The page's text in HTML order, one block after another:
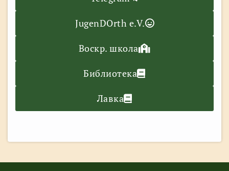
JugenDOrth e.V.
Воскр. школа
Библиотека
Лавка